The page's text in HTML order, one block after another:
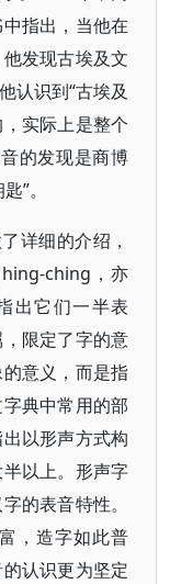
指出，当他在
发现古埃及文
认识到“古埃及
实际上是整个
的发现是商博
”。
详细的介绍，
ching，亦
出它们一半表
限定了字的意
意义，而是指
典中常用的部
以形声方式构
以上。形声字
的表音特性。
，造字如此普
认识更为坚定